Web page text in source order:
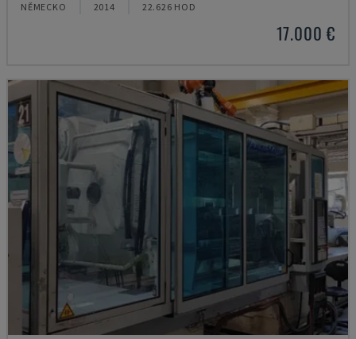
NĚMECKO 2014 22.626 HOD
17.000 €